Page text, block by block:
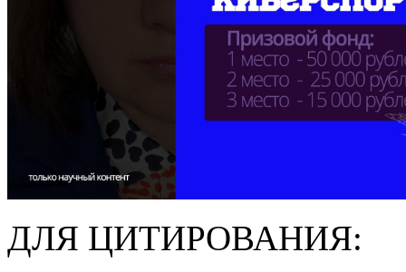
ДЛЯ ЦИТИРОВАНИЯ: